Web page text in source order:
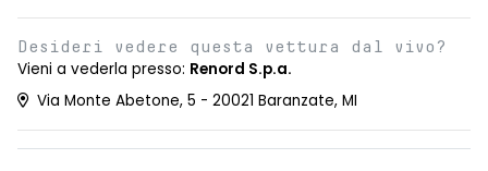
Desideri vedere questa vettura dal vivo?
Vieni a vederla presso: Renord S.p.a.
Via Monte Abetone, 5 - 20021 Baranzate, MI